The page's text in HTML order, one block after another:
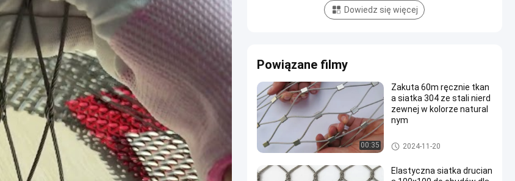
Dowiedz się więcej
Powiązane filmy
00:35
Zakuta 60m ręcznie tkan
a siatka 304 ze stali nierd
zewnej w kolorze natural
nym
Ręcznie tkana siatka
2024-11-20
Elastyczna siatka drucian